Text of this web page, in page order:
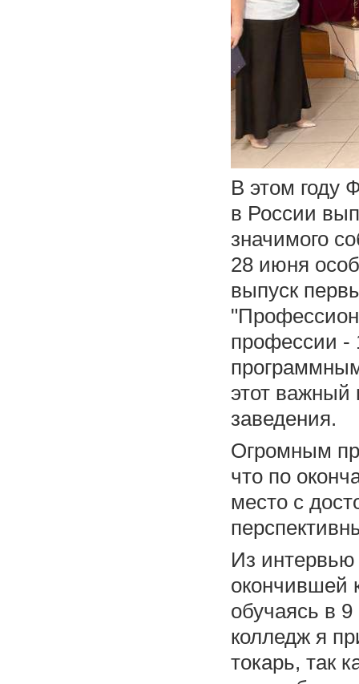
В этом году
в России
значимого
28 июня
выпуск
профессии -
этот важный
заведения.
Огромным
что по
место с
Из
окончившей
обучаясь в
колледж я
токарь, так